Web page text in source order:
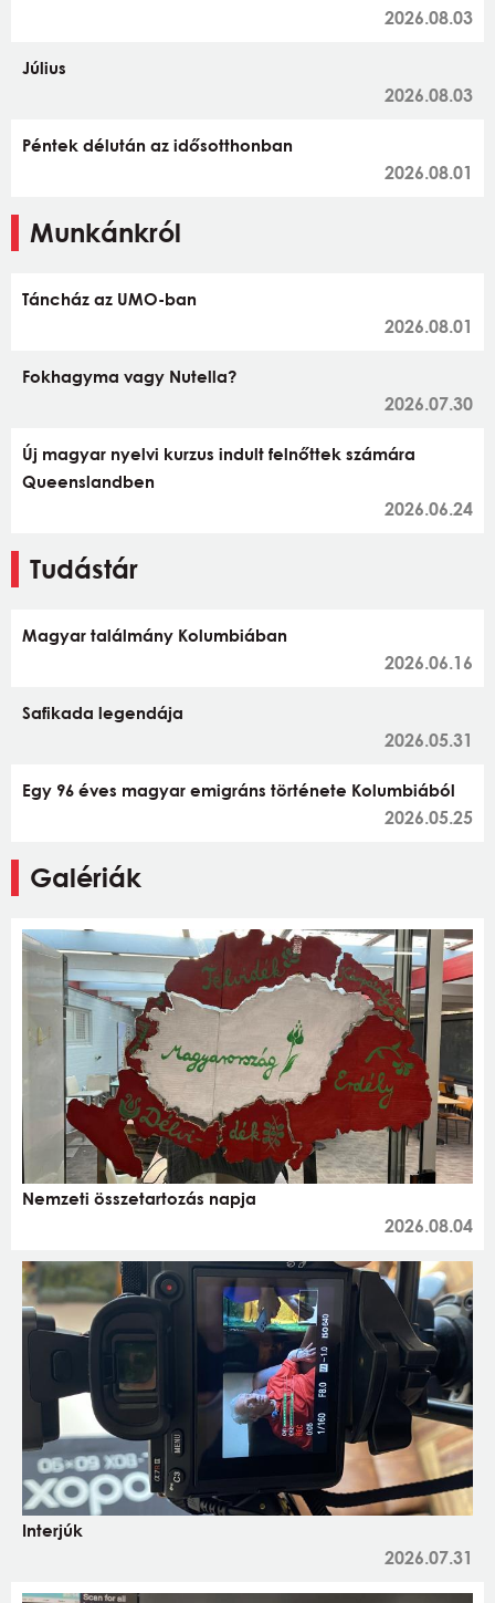
2026.08.03
Július
2026.08.03
Péntek délután az idősotthonban
2026.08.01
Munkánkról
Táncház az UMO-ban
2026.08.01
Fokhagyma vagy Nutella?
2026.07.30
Új magyar nyelvi kurzus indult felnőttek számára
Queenslandben
2026.06.24
Tudástár
Magyar találmány Kolumbiában
2026.06.16
Safikada legendája
2026.05.31
Egy 96 éves magyar emigráns története Kolumbiából
2026.05.25
Galériák
Nemzeti összetartozás napja
2026.08.04
Interjúk
2026.07.31